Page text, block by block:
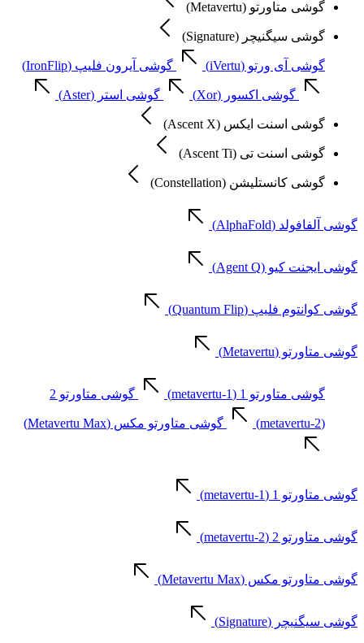
گوشی متاورتو (Metavertu)
گوشی سیگنیچر (Signature)
گوشی آی ورتو (iVertu) گوشی آیرون فلیپ (IronFlip)
گوشی اکسور (Xor) گوشی استر (Aster)
گوشی اسنت ایکس (Ascent X)
گوشی اسنت تی (Ascent Ti)
گوشی کانستلیشن (Constellation)
گوشی آلفافولد (AlphaFold)
گوشی ایجنت کیو (Agent Q)
گوشی کوانتوم فلیپ (Quantum Flip)
گوشی متاورتو (Metavertu)
گوشی متاورتو 1 (metavertu-1) گوشی متاورتو 2
(metavertu-2) گوشی متاورتو مکس (Metavertu Max)
گوشی متاورتو 1 (metavertu-1)
گوشی متاورتو 2 (metavertu-2)
گوشی متاورتو مکس (Metavertu Max)
گوشی سیگنیچر (Signature)